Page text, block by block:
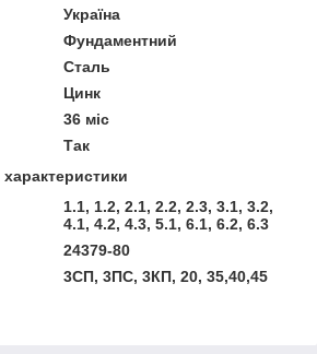
Україна
Фундаментний
Сталь
Цинк
36 міс
Так
1.1, 1.2, 2.1, 2.2, 2.3, 3.1, 3.2,
4.1, 4.2, 4.3, 5.1, 6.1, 6.2, 6.3
24379-80
3СП, 3ПС, 3КП, 20, 35,40,45